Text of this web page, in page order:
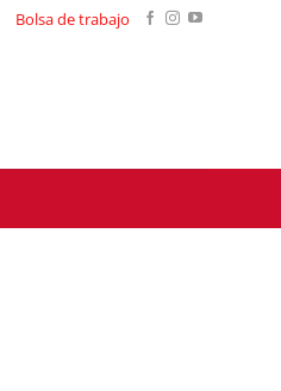
Bolsa de trabajo